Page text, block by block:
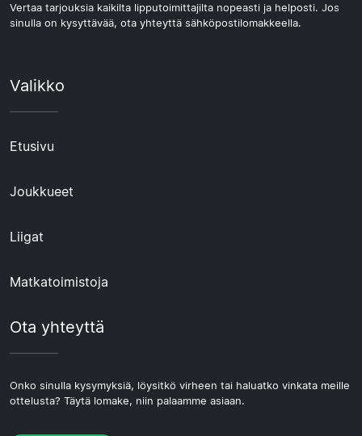
Vertaa tarjouksia kaikilta lipputoimittajilta nopeasti ja helposti. Jos
sinulla on kysyttävää, ota yhteyttä sähköpostilomakkeella.
Valikko
Etusivu
Joukkueet
Liigat
Matkatoimistoja
Ota yhteyttä
Onko sinulla kysymyksiä, löysitkö virheen tai haluatko vinkata meille
ottelusta? Täytä lomake, niin palaamme asiaan.